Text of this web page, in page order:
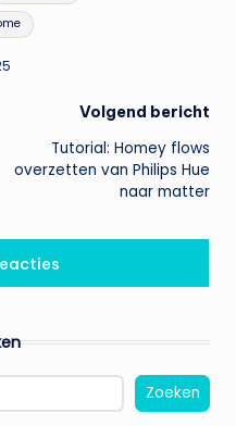
Volgend bericht
Tutorial: Homey flows
overzetten van Philips Hue
naar matter
Zoeken